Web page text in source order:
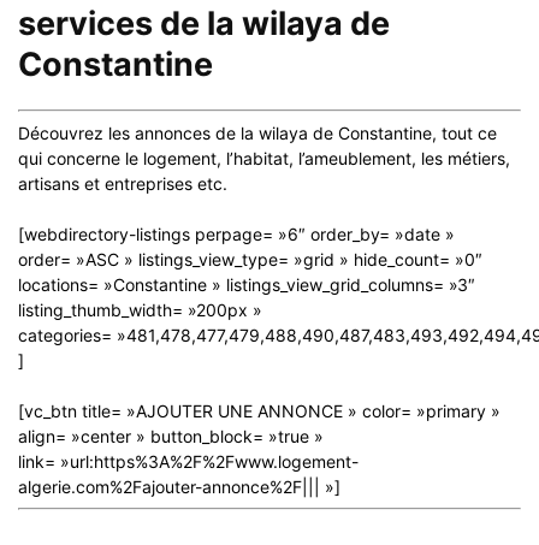
services de la wilaya de
Constantine
Découvrez les annonces de la wilaya de Constantine, tout ce
qui concerne le logement, l’habitat, l’ameublement, les métiers,
artisans et entreprises etc.
[webdirectory-listings perpage= »6″ order_by= »date »
order= »ASC » listings_view_type= »grid » hide_count= »0″
locations= »Constantine » listings_view_grid_columns= »3″
listing_thumb_width= »200px »
categories=
]
[vc_btn title= »AJOUTER UNE ANNONCE » color= »primary »
align= »center » button_block= »true »
link= »url:https%3A%2F%2Fwww.logement-
algerie.com%2Fajouter-annonce%2F||| »]